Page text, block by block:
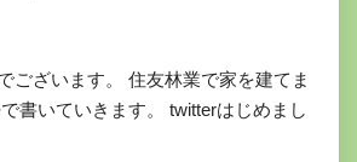
ございます。 住友林業で家を建てま
書いていきます。 twitterはじめまし